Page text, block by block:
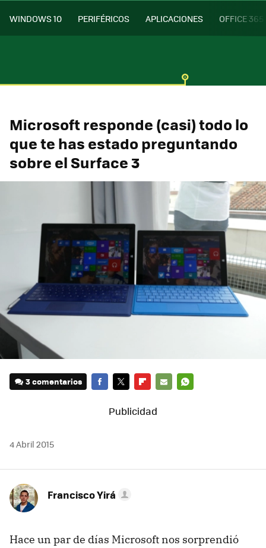
WINDOWS 10 PERIFÉRICOS APLICACIONES OFFICE 365
Microsoft responde (casi) todo lo
que te has estado preguntando
sobre el Surface 3
3 comentarios
MAIL
4 Abril 2015
Francisco Yirá
Hace un par de días Microsoft nos sorprendió